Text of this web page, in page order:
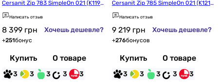
Cersanit Zip 783 SimpleOn 021 (K119-
023)
Написать отзыв
8 399 грн Хочешь дешевле?
+251бонус
Купить О товаре
3 3 3 3 3
Cersanit Zip 785 SimpleOn 021 (K121-
015)
Написать отзыв
9 219 грн Хочешь дешевле?
+276бонусов
Купить О товаре
3 3 3 3 3